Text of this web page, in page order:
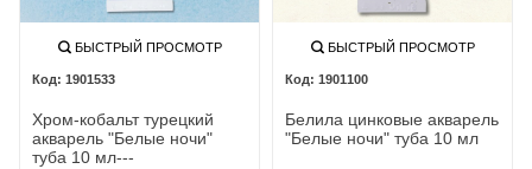
БЫСТРЫЙ ПРОСМОТР
1901533
Хром-кобальт турецкий
акварель "Белые ночи"
туба 10 мл---
БЫСТРЫЙ ПРОСМОТР
1901100
Белила цинковые акварель
"Белые ночи" туба 10 мл